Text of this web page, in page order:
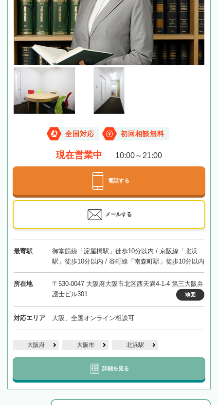
全国対応 初回相談無料
現在営業中 10:00～21:00
電話する
メールする
最寄駅
御堂筋線「淀屋橋駅」徒歩10分以内 / 京阪線「北浜
駅」徒歩10分以内 / 谷町線「南森町駅」徒歩10分以内
所在地
〒530-0047 大阪府大阪市北区西天満4-1-4 第三大阪弁
護士ビル301
地図
対応エリア 大阪、全国オンライン相談可
大阪府 大阪市 北浜駅
詳細を見る